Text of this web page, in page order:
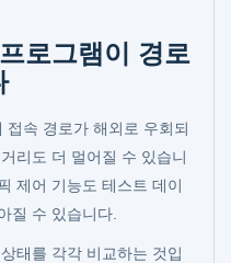
로그램이 경로
속 경로가 해외로 우회되
리도 더 멀어질 수 있습니
제어 기능도 테스트 데이
질 수 있습니다.
태를 각각 비교하는 것입